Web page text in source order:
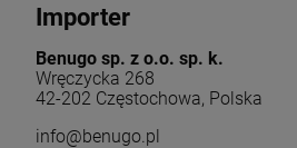
Importer
Benugo sp. z o.o. sp. k.
Wręczycka 268
42-202 Częstochowa, Polska
info@benugo.pl